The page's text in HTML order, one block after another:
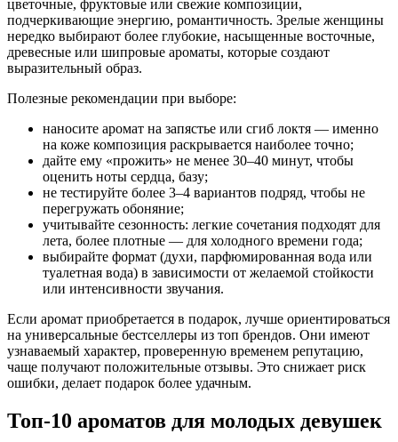
цветочные, фруктовые или свежие композиции,
подчеркивающие энергию, романтичность. Зрелые женщины
нередко выбирают более глубокие, насыщенные восточные,
древесные или шипровые ароматы, которые создают
выразительный образ.
Полезные рекомендации при выборе:
наносите аромат на запястье или сгиб локтя — именно
на коже композиция раскрывается наиболее точно;
дайте ему «прожить» не менее 30–40 минут, чтобы
оценить ноты сердца, базу;
не тестируйте более 3–4 вариантов подряд, чтобы не
перегружать обоняние;
учитывайте сезонность: легкие сочетания подходят для
лета, более плотные — для холодного времени года;
выбирайте формат (духи, парфюмированная вода или
туалетная вода) в зависимости от желаемой стойкости
или интенсивности звучания.
Если аромат приобретается в подарок, лучше ориентироваться
на универсальные бестселлеры из топ брендов. Они имеют
узнаваемый характер, проверенную временем репутацию,
чаще получают положительные отзывы. Это снижает риск
ошибки, делает подарок более удачным.
Топ-10 ароматов для молодых девушек